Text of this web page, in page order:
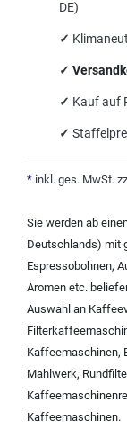
DE)
✓
✓
✓ Kauf auf
✓
* inkl. ges. MwSt.
Sie werden ab
Deutschlands) mit
Espressobohnen,
Aromen etc.
Auswahl an
Kaffeemaschinen,
Mahlwerk,
Kaffeemaschinen.